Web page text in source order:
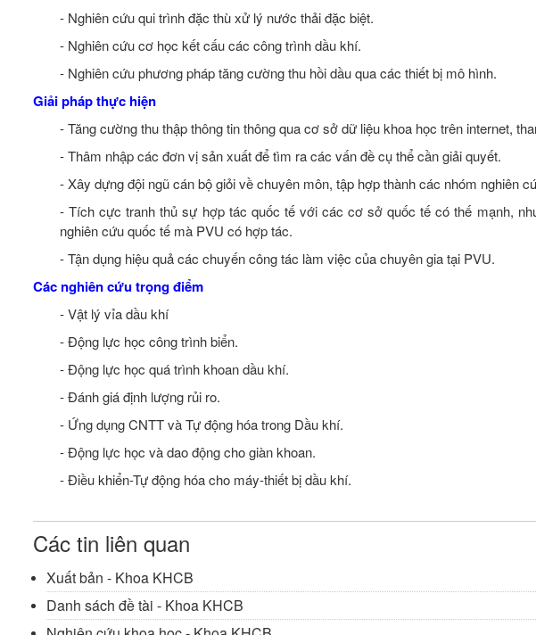
- Nghiên cứu qui trình đặc thù xử lý nước thải đặc biệt.
- Nghiên cứu cơ học kết cấu các công trình dầu khí.
- Nghiên cứu phương pháp tăng cường thu hồi dầu qua các thiết bị mô hình.
Giải pháp thực hiện
- Tăng cường thu thập thông tin thông qua cơ sở dữ liệu khoa học trên internet,
- Thâm nhập các đơn vị sản xuất để tìm ra các vấn đề cụ thể cần giải quyết.
- Xây dựng đội ngũ cán bộ giỏi về chuyên môn, tập hợp thành các nhóm nghiên
- Tích cực tranh thủ sự hợp tác quốc tế với các cơ sở quốc tế có thế mạnh,
nghiên cứu quốc tế mà PVU có hợp tác.
- Tận dụng hiệu quả các chuyến công tác làm việc của chuyên gia tại PVU.
Các nghiên cứu trọng điểm
- Vật lý vỉa dầu khí
- Động lực học công trình biển.
- Động lực học quá trình khoan dầu khí.
- Đánh giá định lượng rủi ro.
- Ứng dụng CNTT và Tự động hóa trong Dầu khí.
- Động lực học và dao động cho giàn khoan.
- Điều khiển-Tự động hóa cho máy-thiết bị dầu khí.
Các tin liên quan
Xuất bản - Khoa KHCB
Danh sách đề tài - Khoa KHCB